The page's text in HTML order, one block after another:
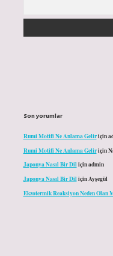
Son yorumlar
Rumi Motifi Ne Anlama Geliriçin
Rumi Motifi Ne Anlama Geliriçin
Japonya Nasıl Bir Diliçinadmin
Japonya Nasıl Bir DiliçinAyşegül
Ekzotermik Reaksiyon Neden Olan